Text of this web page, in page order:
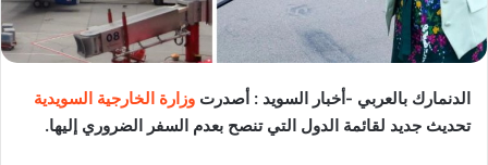
الدنمارك بالعربي -أخبار السويد : أصدرت وزارة الخارجية السويدية
تحديث جديد لقائمة الدول التي تنصح بعدم السفر الضروري إليها.